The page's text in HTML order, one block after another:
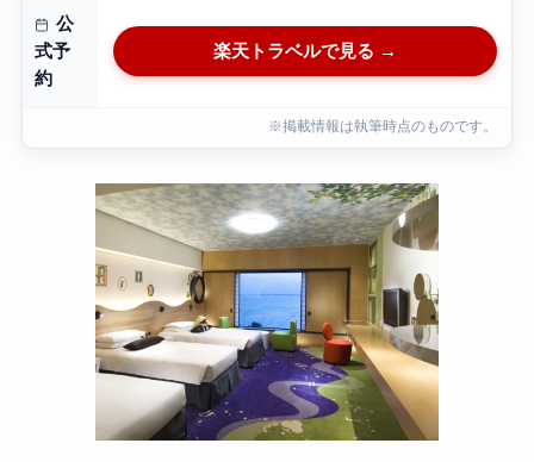
公
式予
約
楽天トラベルで見る →
※掲載情報は執筆時点のものです。